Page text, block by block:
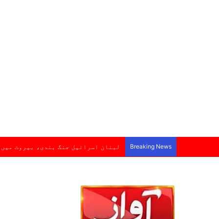
Breaking News لبنان اسرائیل جنگ بندی، بیروت